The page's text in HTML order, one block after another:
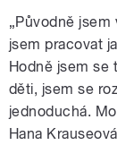
„Původně
jsem pracovat
Hodně jsem se
děti, jsem se
jednoduchá.
Hana